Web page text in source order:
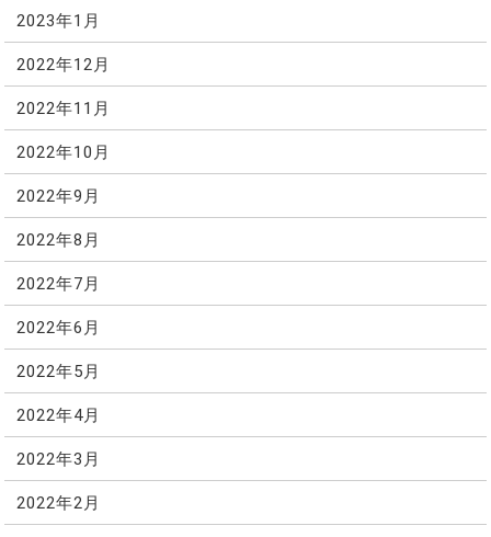
2023年1月
2022年12月
2022年11月
2022年10月
2022年9月
2022年8月
2022年7月
2022年6月
2022年5月
2022年4月
2022年3月
2022年2月